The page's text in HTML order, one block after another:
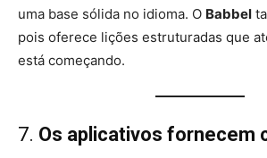
uma base sólida no idioma. O Babbel
pois oferece lições estruturadas que
está começando.
7. Os aplicativos fornecem